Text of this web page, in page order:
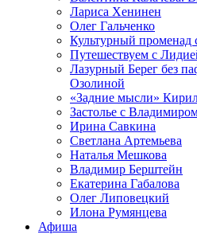
Лариса Хенинен
Олег Гальченко
Культурный променад
Путешествуем с
Лазурный Берег без
Озолиной
«Задние мысли»
Застолье с
Ирина Савкина
Светлана Артемьева
Наталья Мешкова
Владимир Берштейн
Екатерина Габалова
Олег Липовецкий
Илона Румянцева
Афиша